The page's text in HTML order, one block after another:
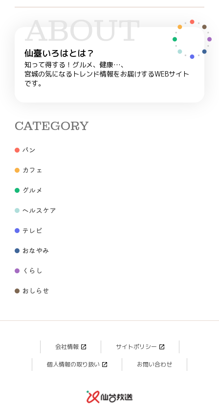
ABOUT
仙臺いろはとは？
知って得する！グルメ、健康…、
宮城の気になるトレンド情報をお届けするWEBサイト
です。
CATEGORY
パン
カフェ
グルメ
ヘルスケア
テレビ
おなやみ
くらし
おしらせ
会社情報 サイトポリシー
個人情報の取り扱い お問い合わせ